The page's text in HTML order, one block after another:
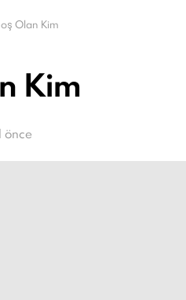
Olan Kim
Kim
önce